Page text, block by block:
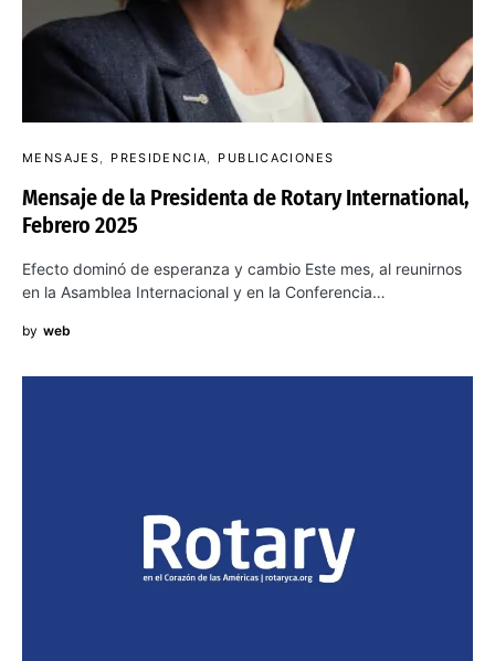
MENSAJES PRESIDENCIA PUBLICACIONES
Mensaje de la Presidenta de Rotary International,
Febrero 2025
Efecto dominó de esperanza y cambio Este mes, al reunirnos
en la Asamblea Internacional y en la Conferencia…
by web